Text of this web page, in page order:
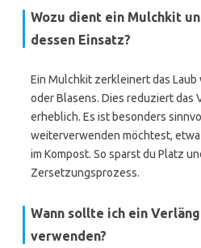
Wozu dient ein Mulchkit
dessen Einsatz?
Ein Mulchkit zerkleinert das Laub
oder Blasens. Dies reduziert das
erheblich. Es ist besonders
weiterverwenden möchtest,
im Kompost. So sparst du Platz
Zersetzungsprozess.
Wann sollte ich ein
verwenden?